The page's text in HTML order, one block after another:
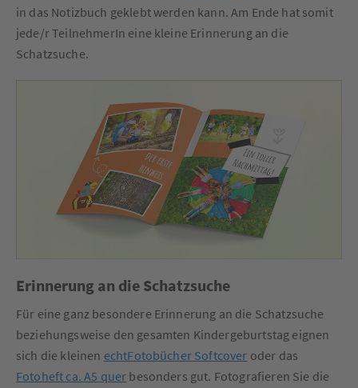
in das Notizbuch geklebt werden kann. Am Ende hat somit
jede/r TeilnehmerIn eine kleine Erinnerung an die
Schatzsuche.
Erinnerung an die Schatzsuche
Für eine ganz besondere Erinnerung an die Schatzsuche
beziehungsweise den gesamten Kindergeburtstag eignen
sich die kleinen echtFotobücher Softcover oder das
Fotoheft ca. A5 quer besonders gut. Fotografieren Sie die